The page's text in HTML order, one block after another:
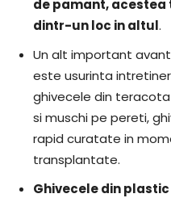
de pamant, acestea
dintr-un loc in altul.
Un alt important
este usurinta
ghivecele din
si muschi pe pereti,
rapid curatate in
transplantate.
Ghivecele din